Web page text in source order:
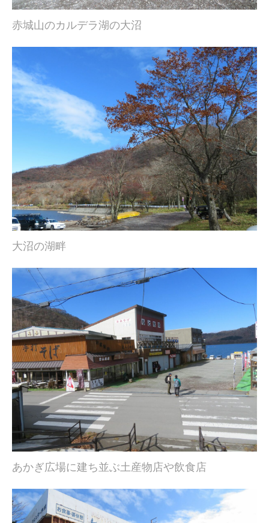
赤城山のカルデラ湖の大沼
大沼の湖畔
あかぎ広場に建ち並ぶ土産物店や飲食店